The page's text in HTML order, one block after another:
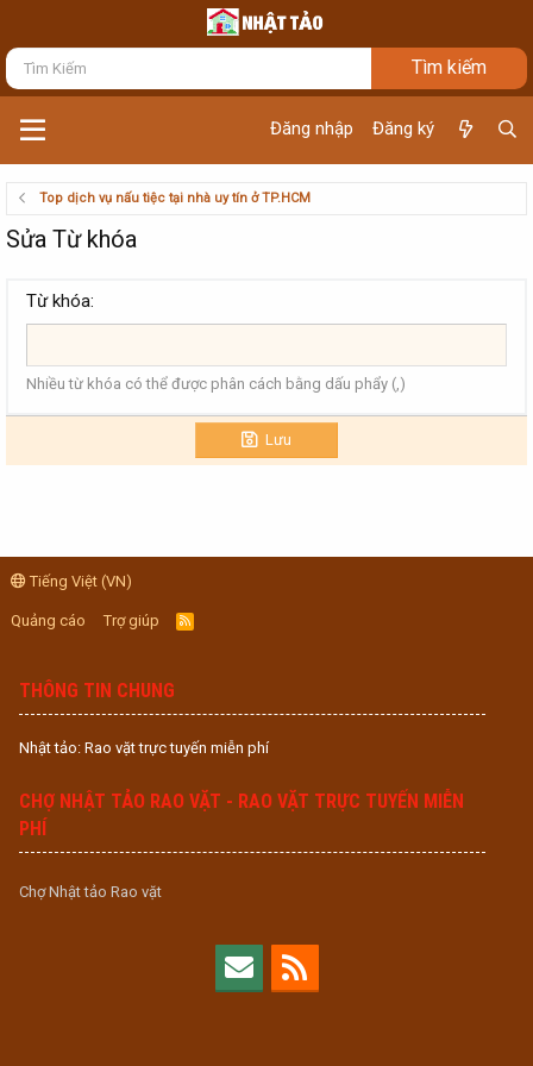
Đăng nhập Đăng ký
Top dịch vụ nấu tiệc tại nhà uy tín ở TP.HCM
Sửa Từ khóa
Từ khóa
Nhiều từ khóa có thể được phân cách bằng dấu phẩy (,)
Lưu
Tiếng Việt (VN)
Quảng cáo Trợ giúp
R
S
THÔNG TIN CHUNG
Nhật tảo: Rao vặt trực tuyến miễn phí
CHỢ NHẬT TẢO RAO VẶT - RAO VẶT TRỰC TUYẾN MIỄN
PHÍ
Chợ Nhật tảo Rao vặt